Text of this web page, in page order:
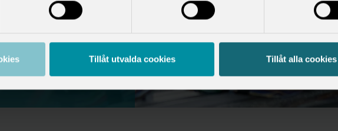
Tillåt utvalda cookies Tillåt alla cookies
På
10 bästa